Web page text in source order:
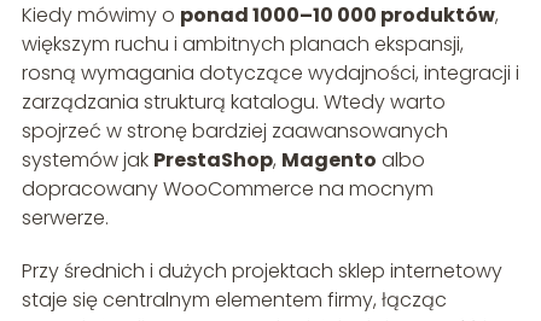
Kiedy mówimy o ponad 1000–10 000 produktów,
większym ruchu i ambitnych planach ekspansji,
rosną wymagania dotyczące wydajności, integracji i
zarządzania strukturą katalogu. Wtedy warto
spojrzeć w stronę bardziej zaawansowanych
systemów jak PrestaShop, Magento albo
dopracowany WooCommerce na mocnym
serwerze.
Przy średnich i dużych projektach sklep internetowy
staje się centralnym elementem firmy, łącząc